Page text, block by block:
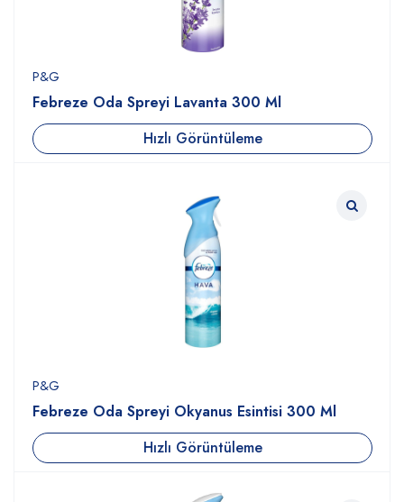
P&G
Febreze Oda Spreyi Lavanta 300 Ml
Hızlı Görüntüleme
P&G
Febreze Oda Spreyi Okyanus Esintisi 300 Ml
Hızlı Görüntüleme